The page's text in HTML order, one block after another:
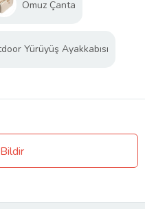
Omuz Çanta
Yürüyüş Ayakkabısı